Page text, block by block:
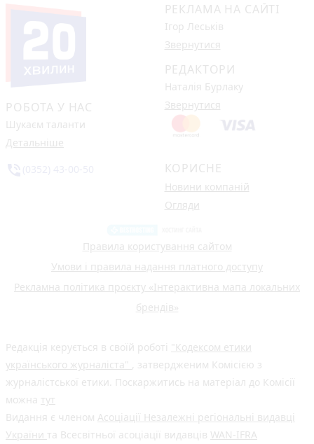
РОБОТА У НАС
Шукаєм таланти
Детальніше
РЕКЛАМА НА САЙТІ
Ігор Леськів
Звернутися
РЕДАКТОРИ
Наталія Бурлаку
Звернутися
КОРИСНЕ
Новини компаній
Огляди
Правила користування сайтом
Умови і правила надання платного доступу
Рекламна політика проєкту «Інтерактивна мапа локальних
брендів»
Редакція керується в своїй роботі "Кодексом етики
українського журналіста"
, затвердженим Комісією з
журналістської етики. Поскаржитись на матеріал до Комісії
можна тут
Видання є членом Асоціації Незалежні регіональні видавці
України та Всесвітньої асоціації видавців WAN-IFRA